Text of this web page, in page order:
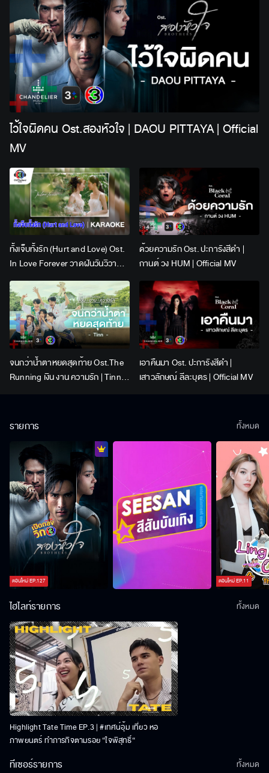
ไว้ใจผิดคน Ost.สองหัวใจ | DAOU PITTAYA | Official
MV
ทั้งเจ็บทั้งรัก (Hurt and Love) Ost.
In Love Forever วาดฝันวันวิวาห์ |
Lingling Kwong x Orm
Kornnaphat | Official Karaoke
ด้วยความรัก Ost. ปะการังสีดำ |
กานต์ วง HUM | Official MV
จนกว่าน้ำตาหยดสุดท้าย Ost.The
Running เงิน งาน ความรัก | Tinn |
เอาคืนมา Ost. ปะการังสีดำ |
เสาวลักษณ์ ลีละบุตร | Official MV
รายการ
ตอนใหม่EP.127 ตอนใหม่EP.11
ทั้งหมด
ไฮไลท์รายการ
Highlight Tate Time EP.3 | #เทศน์อุ้ม เที่ยว หอ
ภาพยนตร์ ทำภารกิจตามรอย “ใจพิสุทธิ์“
ทั้งหมด
ทีเซอร์รายการ ทั้งหมด